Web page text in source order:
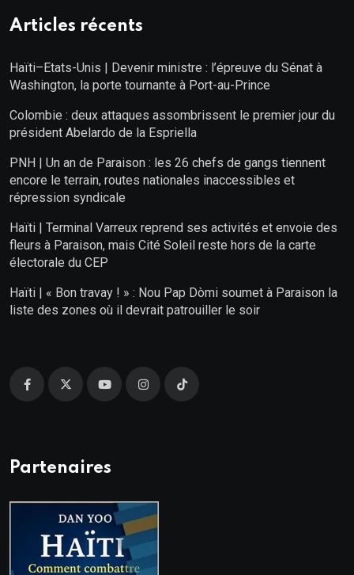
Articles récents
Haïti–Etats-Unis | Devenir ministre : l’épreuve du Sénat à
Washington, la porte tournante à Port-au-Prince
Colombie : deux attaques assombrissent le premier jour du
président Abelardo de la Espriella
PNH | Un an de Paraison : les 26 chefs de gangs tiennent
encore le terrain, routes nationales inaccessibles et
répression syndicale
Haïti | Terminal Varreux reprend ses activités et envoie des
fleurs à Paraison, mais Cité Soleil reste hors de la carte
électorale du CEP
Haïti | « Bon travay ! » : Nou Pap Dòmi soumet à Paraison la
liste des zones où il devrait patrouiller le soir
Partenaires